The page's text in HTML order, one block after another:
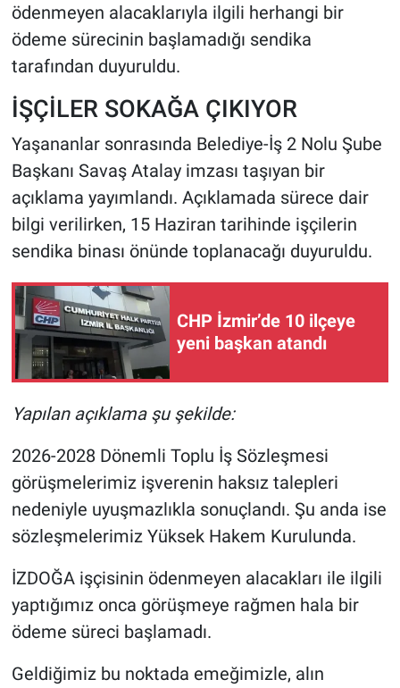
ödenmeyen alacaklarıyla ilgili herhangi bir
ödeme sürecinin başlamadığı sendika
tarafından duyuruldu.
İŞÇİLER SOKAĞA ÇIKIYOR
Yaşananlar sonrasında Belediye-İş 2 Nolu Şube
Başkanı Savaş Atalay imzası taşıyan bir
açıklama yayımlandı. Açıklamada sürece dair
bilgi verilirken, 15 Haziran tarihinde işçilerin
sendika binası önünde toplanacağı duyuruldu.
CHP İzmir’de 10 ilçeye
yeni başkan atandı
Yapılan açıklama şu şekilde:
2026-2028 Dönemli Toplu İş Sözleşmesi
görüşmelerimiz işverenin haksız talepleri
nedeniyle uyuşmazlıkla sonuçlandı. Şu anda ise
sözleşmelerimiz Yüksek Hakem Kurulunda.
İZDOĞA işçisinin ödenmeyen alacakları ile ilgili
yaptığımız onca görüşmeye rağmen hala bir
ödeme süreci başlamadı.
Geldiğimiz bu noktada emeğimizle, alın